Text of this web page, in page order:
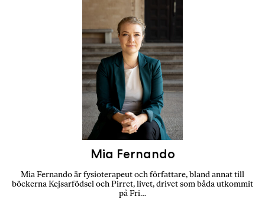
Mia Fernando
Mia Fernando är fysioterapeut och författare, bland annat till
böckerna Kejsarfödsel och Pirret, livet, drivet som båda utkommit
på Fri…